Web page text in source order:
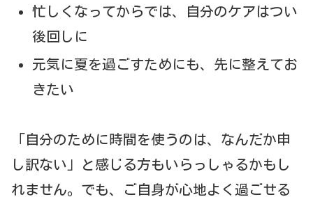
忙しくなってからでは、自分のケアはつい
後回しに
元気に夏を過ごすためにも、先に整えてお
きたい
「自分のために時間を使うのは、なんだか申
し訳ない」と感じる方もいらっしゃるかもし
れません。でも、ご自身が心地よく過ごせる